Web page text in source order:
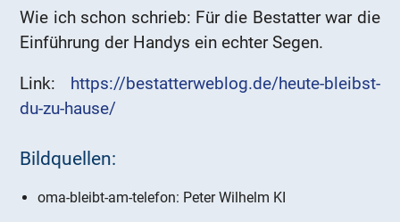
Wie ich schon schrieb: Für die Bestatter war die
Einführung der Handys ein echter Segen.
Link: https://bestatterweblog.de/heute-bleibst-
du-zu-hause/
Bildquellen:
oma-bleibt-am-telefon: Peter Wilhelm KI